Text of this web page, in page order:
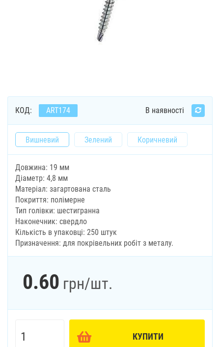
КОД: ART174 В наявності
Вишневий Зелений Коричневий
Довжина: 19 мм
Діаметр: 4,8 мм
Матеріал: загартована сталь
Покриття: полімерне
Тип голівки: шестигранна
Наконечник: свердло
Кількість в упаковці: 250 штук
Призначення: для покрівельних робіт з металу.
0.60 грн/шт.
КУПИТИ